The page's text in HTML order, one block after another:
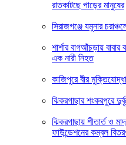
রাতকাটছে পাড়ের মানুষের
সিরাজগঞ্জে যমুনার
শার্শার বাগআঁচড়ায় বাবার
এক নারী নিহত
কাজিপুরে বীর
ঝিকরগাছার শংকরপুরে
ঝিকরগাছায় শীতার্ত ও
ফাউন্ডেশনের কম্বল